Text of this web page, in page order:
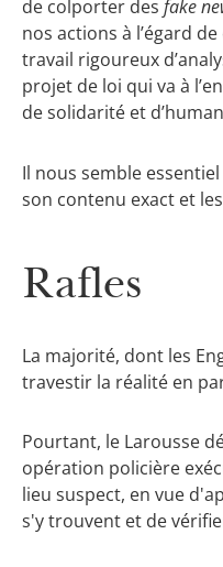
de colporter des fake
nos actions à l’égard
travail rigoureux
projet de loi qui va à
de solidarité et
Il nous semble
son contenu exact et
Rafles
La majorité, dont les
travestir la réalité en
Pourtant, le Larousse
opération policière
lieu suspect, en vue
s'y trouvent et de